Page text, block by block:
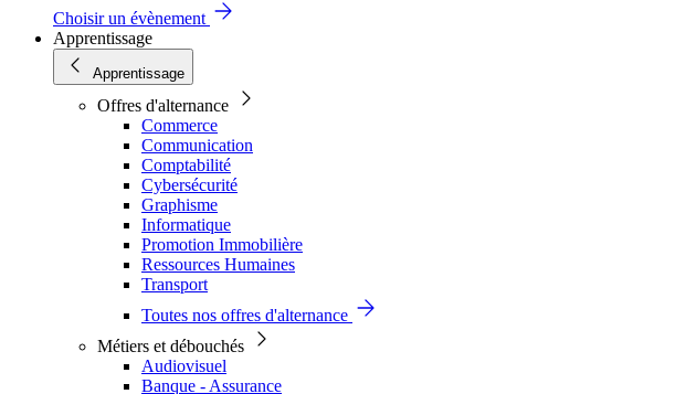
Choisir un évènement
Apprentissage
Apprentissage
Offres d'alternance
Commerce
Communication
Comptabilité
Cybersécurité
Graphisme
Informatique
Promotion Immobilière
Ressources Humaines
Transport
Toutes nos offres d'alternance
Métiers et débouchés
Audiovisuel
Banque - Assurance